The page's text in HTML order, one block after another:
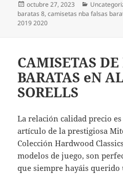
Publicado
el
octubre 27, 2023 Categorías
baratas 8,camisetas nba falsas
2019 2020
CAMISETAS
BARATAS eN
SORELLS
La relación calidad precio
artículo de la prestigiosa
Colección Hardwood
modelos de juego, son
que siempre hayáis querido